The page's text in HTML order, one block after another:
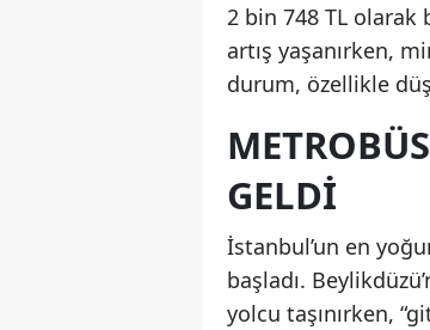
2 bin 748 TL olarak
artış yaşanırken,
durum, özellikle
GELDI
İstanbul’un en
başladı.
yolcu taşınırken,